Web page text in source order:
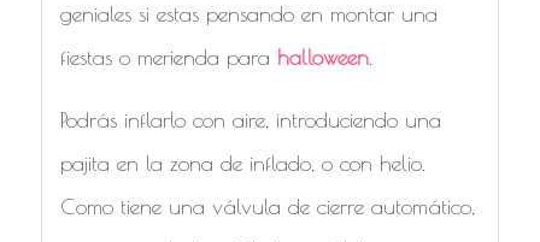
geniales si estas pensando en montar una
fiestas o merienda para halloween.
Podrás inflarlo con aire, introduciendo una
pajita en la zona de inflado, o con helio.
Como tiene una válvula de cierre automático,